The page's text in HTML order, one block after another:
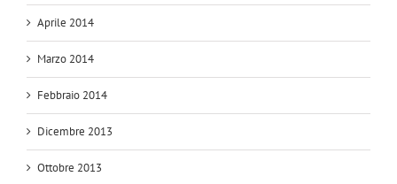
Aprile 2014
Marzo 2014
Febbraio 2014
Dicembre 2013
Ottobre 2013